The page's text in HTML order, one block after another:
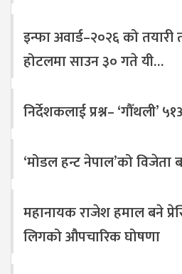
इन्फा अवार्ड–२०२६ को तयारी
होटलमा साउन ३० गते यी…
निर्देशकलाई प्रश्न– ‘गौँथली’
‘मोडल हन्ट नेपाल’को विजेता
महानायक राजेश हमाल बने
लिगको औपचारिक घोषणा